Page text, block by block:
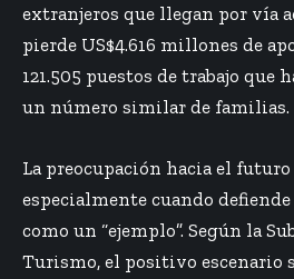
extranjeros que llegan por vía
pierde US$4.616 millones de
121.505 puestos de trabajo que
un número similar de familias.
La preocupación hacia el futuro
especialmente cuando
como un “ejemplo”. Según la
Turismo, el positivo escenario